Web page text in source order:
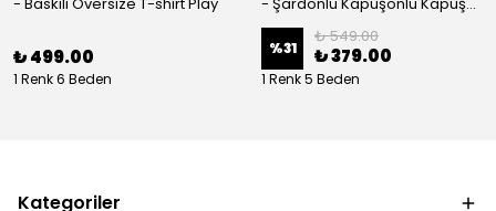
₺ 499.00
1 Renk 6 Beden
%31
₺ 549.00
₺ 379.00
1 Renk 5 Beden
Kategoriler